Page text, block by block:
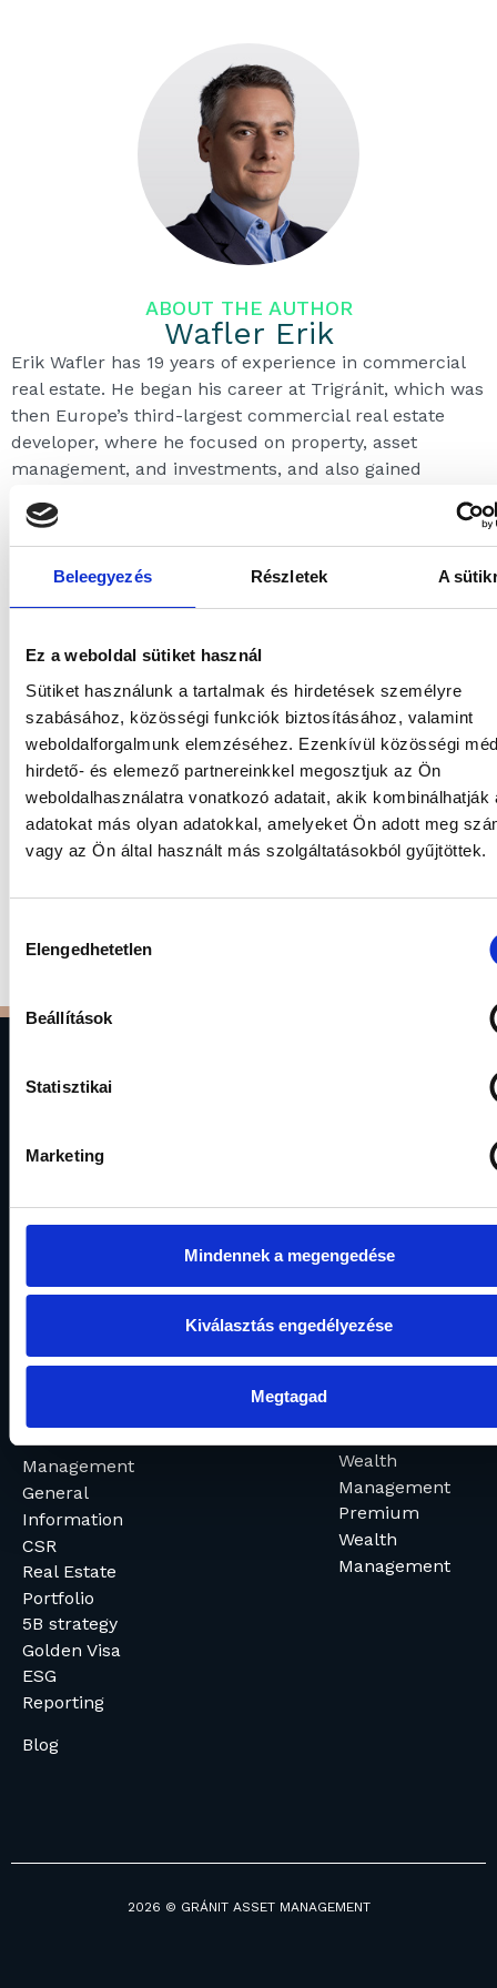
Beleegyezés Részletek A
Ez a weboldal sütiket használ
Sütiket használunk a tartalmak és hirdetések személyre
szabásához, közösségi funkciók biztosításához, valamint
weboldalforgalmunk elemzéséhez. Ezenkívül közösségi
hirdető- és elemező partnereinkkel megosztjuk az Ön
weboldalhasználatra vonatkozó adatait, akik kombinálhatják
adatokat más olyan adatokkal, amelyeket Ön adott meg
vagy az Ön által használt más szolgáltatásokból gyűjtöttek.
kiválasztása
Elengedhetetlen
Beállítások
Statisztikai
Marketing
Mindennek a megengedése
Kiválasztás engedélyezése
Megtagad
ABOUT THE AUTHOR
Wafler Erik
Erik Wafler has 19 years of experience in commercial
real estate. He began his career at Trigránit, which was
then Europe’s third-largest commercial real estate
developer, where he focused on property, asset
management, and investments, and also gained
Subsequently, he managed and sold the Central
Eastern European regional portfolio of a Middle
Eastern sovereign wealth fund at AXA Investment
Managers. He later continued his career in London at
distressed/opportunistic assets. In the summer of
2023, he joined Gránit Asset Management, where his
responsibilities include sourcing regional commercial
real estate investment opportunities and executing
investments. In his free time, Erik plays tennis.
AUTHOR'S ARTICLES
alapkezelo@granitalapkezelo.hu
(06 1) 888 4120
Creating Value
Management
General
Information
CSR
Real Estate
Portfolio
5B strategy
Golden Visa
ESG
Reporting
Blog
Investment
funds
Institutional
Wealth
Management
Premium
Wealth
Management
2026 © GRÁNIT ASSET MANAGEMENT